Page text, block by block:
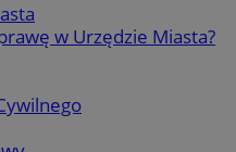
w Urzędzie Miasta?